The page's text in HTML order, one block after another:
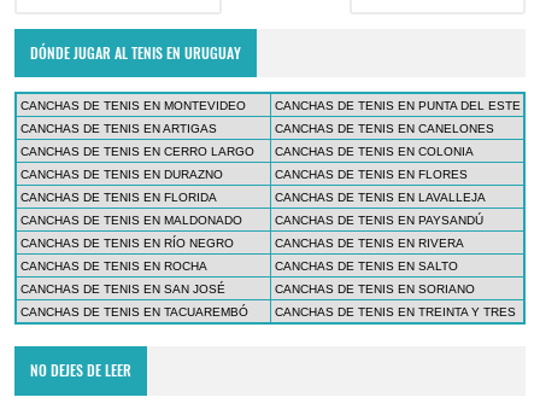
DÓNDE JUGAR AL TENIS EN URUGUAY
CANCHAS DE TENIS EN MONTEVIDEO
CANCHAS DE TENIS EN PUNTA DEL ESTE
CANCHAS DE TENIS EN ARTIGAS
CANCHAS DE TENIS EN CANELONES
CANCHAS DE TENIS EN CERRO LARGO
CANCHAS DE TENIS EN COLONIA
CANCHAS DE TENIS EN DURAZNO
CANCHAS DE TENIS EN FLORES
CANCHAS DE TENIS EN FLORIDA
CANCHAS DE TENIS EN LAVALLEJA
CANCHAS DE TENIS EN MALDONADO
CANCHAS DE TENIS EN PAYSANDÚ
CANCHAS DE TENIS EN RÍO NEGRO
CANCHAS DE TENIS EN RIVERA
CANCHAS DE TENIS EN ROCHA
CANCHAS DE TENIS EN SALTO
CANCHAS DE TENIS EN SAN JOSÉ
CANCHAS DE TENIS EN SORIANO
CANCHAS DE TENIS EN TACUAREMBÓ
CANCHAS DE TENIS EN TREINTA Y TRES
NO DEJES DE LEER